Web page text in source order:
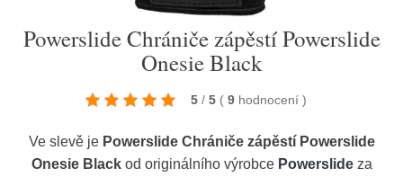
Powerslide Chrániče zápěstí Powerslide
Onesie Black
5 / 5 ( 9 hodnocení )
Ve slevě je Powerslide Chrániče zápěstí Powerslide
Onesie Blackod originálního výrobce Powerslideza